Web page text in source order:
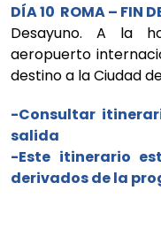
DÍA 10 ROMA – FIN
Desayuno. A la
aeropuerto
destino a la Ciudad
-Consultar
salida
-Este itinerario
derivados de la